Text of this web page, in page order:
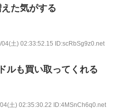
た気がする
04(土) 02:33:52.15 ID:scRbSg9z0.net
ルも買い取ってくれる
土) 02:35:30.22 ID:4MSnCh6q0.net